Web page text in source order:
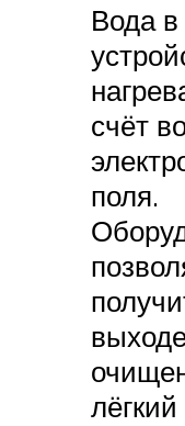
Вода в
счёт
поля.